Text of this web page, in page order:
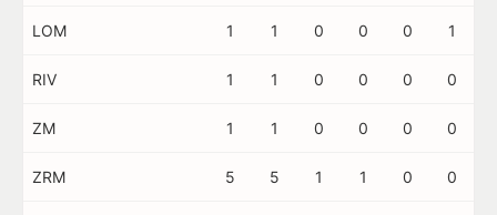
LOM 1 1 0 0 0 1
RIV 1 1 0 0 0 0
ZM 1 1 0 0 0 0
ZRM 5 5 1 1 0 0